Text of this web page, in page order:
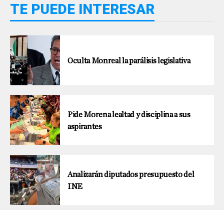
TE PUEDE INTERESAR
Oculta Monreal la parálisis legislativa
Pide Morena lealtad y disciplina a sus
aspirantes
Analizarán diputados presupuesto del
INE